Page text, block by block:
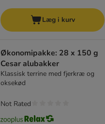
Læg i kurv
Økonomipakke: 28 x 150 g
Cesar alubakker
Klassisk terrine med fjerkræ og
oksekød
Not Rated